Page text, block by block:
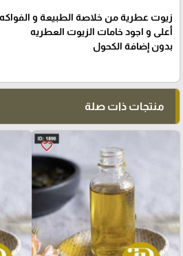
زيوت عطرية من خلاصة الطبيعة و الفواكه
أعلى و اجود خامات الزيوت العطريه
بدون إضافة الكحول
منتجات ذات صلة
favorite_border